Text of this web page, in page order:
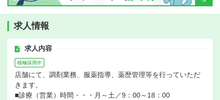
求人情報
求人内容
積極採用中
店舗にて、調剤業務、服薬指導、薬歴管理等を行っていただ
きます。
■診療（営業）時間・・・月～土／9：00～18：00